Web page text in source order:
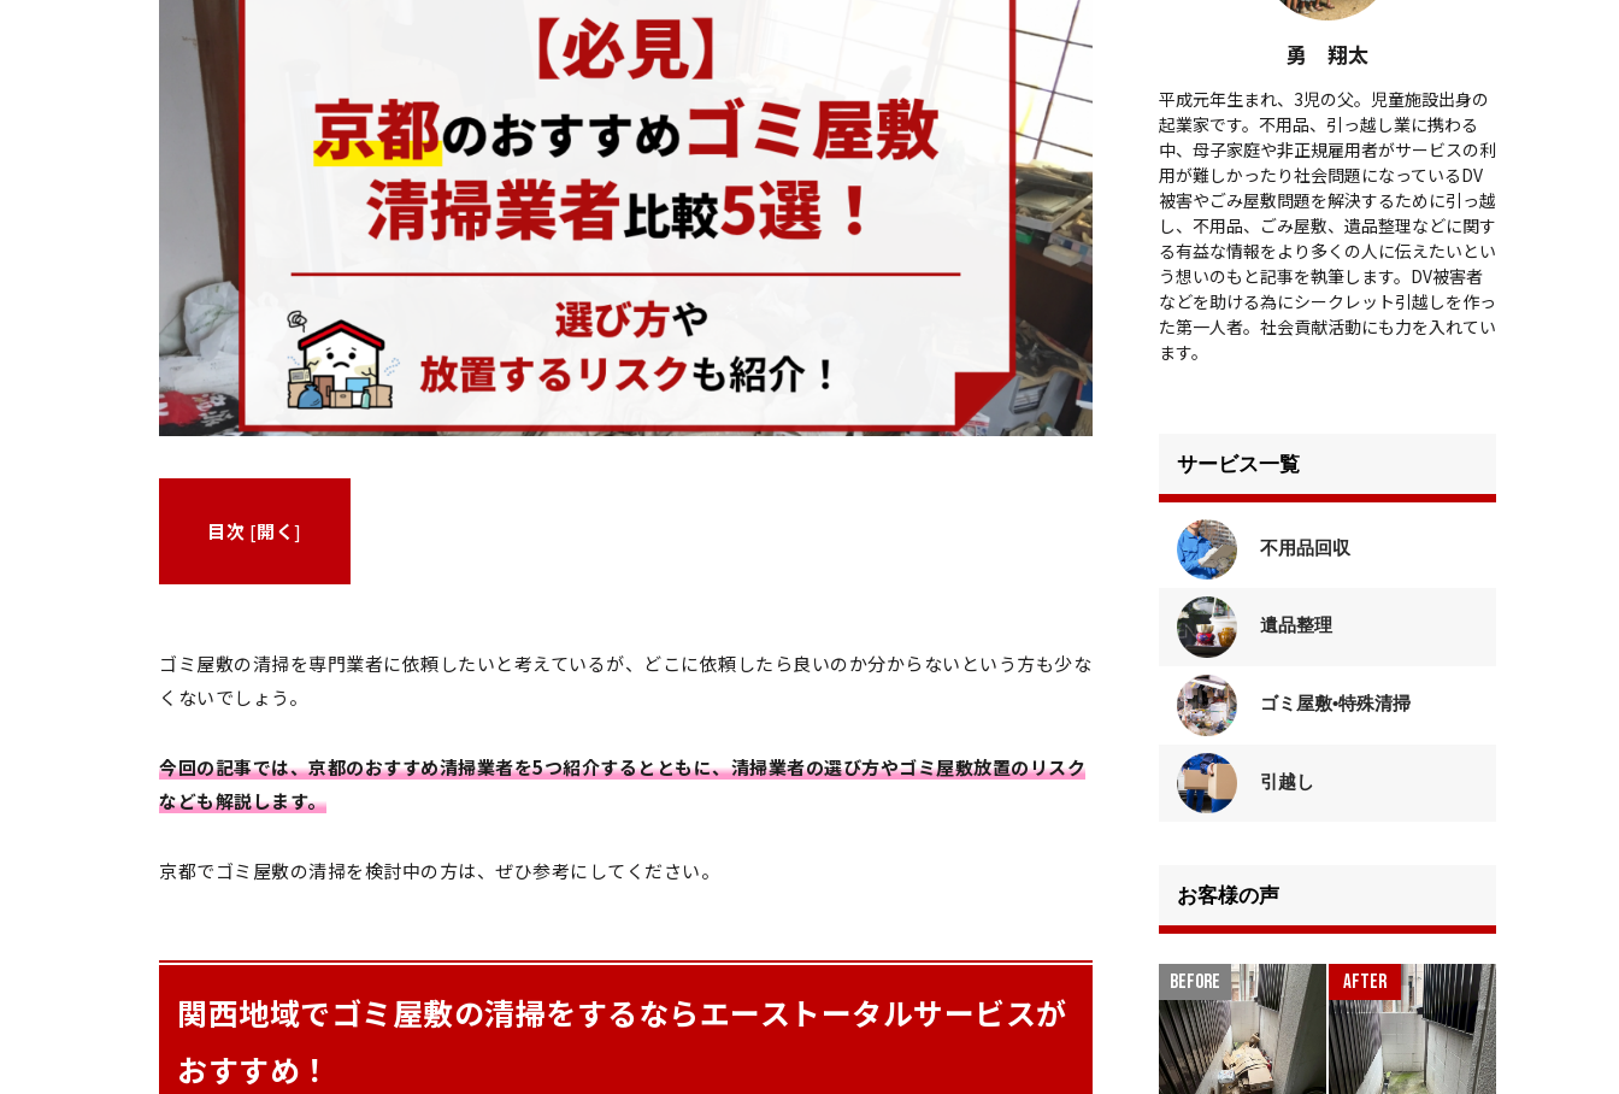
目次 [開く]
ゴミ屋敷の清掃を専門業者に依頼したいと考えているが、どこに依頼したら良いのか分からないという方も少な
くないでしょう。
今回の記事では、京都のおすすめ清掃業者を5つ紹介するとともに、清掃業者の選び方やゴミ屋敷放置のリスク
なども解説します。
京都でゴミ屋敷の清掃を検討中の方は、ぜひ参考にしてください。
関西地域でゴミ屋敷の清掃をするならエーストータルサービスが
おすすめ！
勇 翔太
平成元年生まれ、3児の父。児童施設出身の
起業家です。不用品、引っ越し業に携わる
中、母子家庭や非正規雇用者がサービスの利
用が難しかったり社会問題になっているDV
被害やごみ屋敷問題を解決するために引っ越
し、不用品、ごみ屋敷、遺品整理などに関す
る有益な情報をより多くの人に伝えたいとい
う想いのもと記事を執筆します。DV被害者
などを助ける為にシークレット引越しを作っ
た第一人者。社会貢献活動にも力を入れてい
ます。
サービス一覧
不用品回収
遺品整理
ゴミ屋敷•特殊清掃
引越し
お客様の声